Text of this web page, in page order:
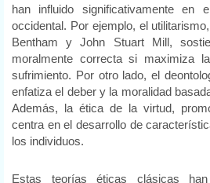
han influido significativamente en
occidental. Por ejemplo, el
Bentham y John Stuart Mill,
moralmente correcta si maximiza
sufrimiento. Por otro lado, el
enfatiza el deber y la moralidad
Además, la ética de la virtud,
centra en el desarrollo de
los individuos.
Estas teorías éticas clásicas han